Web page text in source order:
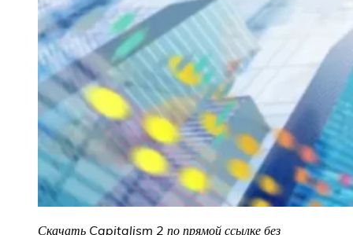
Скачать Capitalism 2 по прямой ссылке без